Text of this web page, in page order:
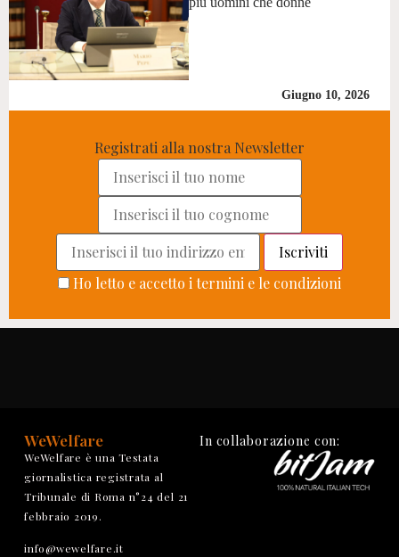
Giugno 10, 2026
Registrati alla nostra Newsletter
Ho letto e accetto i termini e le condizioni
WeWelfare
WeWelfare è una Testata
giornalistica registrata al
Tribunale di Roma n°24 del 21
febbraio 2019.
info@wewelfare.it
In collaborazione con: